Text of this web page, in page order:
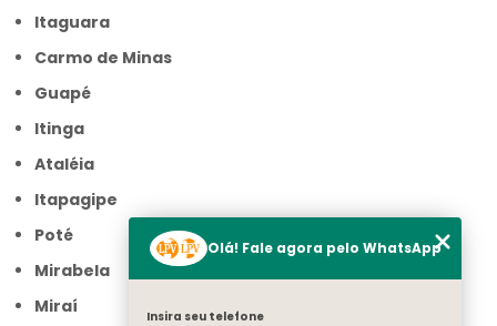
Itaguara
Carmo de Minas
Guapé
Itinga
Ataléia
Itapagipe
Poté
Mirabela
Miraí
Olá! Fale agora pelo WhatsApp
Insira seu telefone